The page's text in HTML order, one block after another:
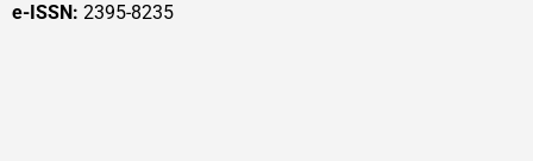
e-ISSN: 2395-8235